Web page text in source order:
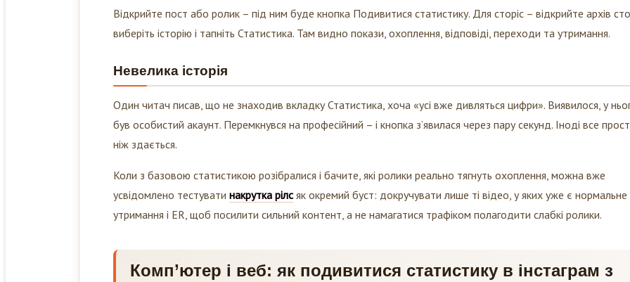
Відкрийте пост або ролик – під ним буде кнопка Подивитися статистику. Для сторіс – відкрийте архів
виберіть історію і тапніть Статистика. Там видно покази, охоплення, відповіді, переходи та утримання.
Невелика історія
Один читач писав, що не знаходив вкладку Статистика, хоча «усі вже дивляться цифри». Виявилося, у нього
був особистий акаунт. Перемкнувся на професійний – і кнопка з’явилася через пару секунд. Іноді все
ніж здається.
Коли з базовою статистикою розібралися і бачите, які ролики реально тягнуть охоплення, можна вже
усвідомлено тестувати накрутка рілс як окремий буст: докручувати лише ті відео, у яких уже є нормальне
утримання і ER, щоб посилити сильний контент, а не намагатися трафіком полагодити слабкі ролики.
Комп’ютер і веб: як подивитися статистику в інстаграм з